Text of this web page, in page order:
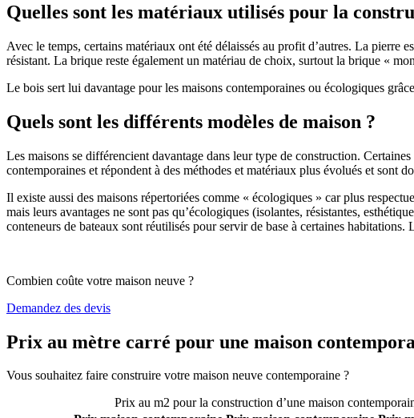
Quelles sont les matériaux utilisés pour la
Avec le temps, certains matériaux ont été délaissés au profit d’autres. La pierre
résistant. La brique reste également un matériau de choix, surtout la brique «
Le bois sert lui davantage pour les maisons contemporaines ou écologiques
Quels sont les différents modèles de maison ?
Les maisons se différencient davantage dans leur type de construction.
contemporaines et répondent à des méthodes et matériaux plus évolués et sont
Il existe aussi des maisons répertoriées comme « écologiques » car plus
mais leurs avantages ne sont pas qu’écologiques (isolantes, résistantes,
conteneurs de bateaux sont réutilisés pour servir de base à certaines
Combien coûte votre maison neuve ?
Demandez des devis
Prix au mètre carré pour une maison
Vous souhaitez faire construire votre maison neuve contemporaine ?
Prix au m2 pour la construction d’une maison